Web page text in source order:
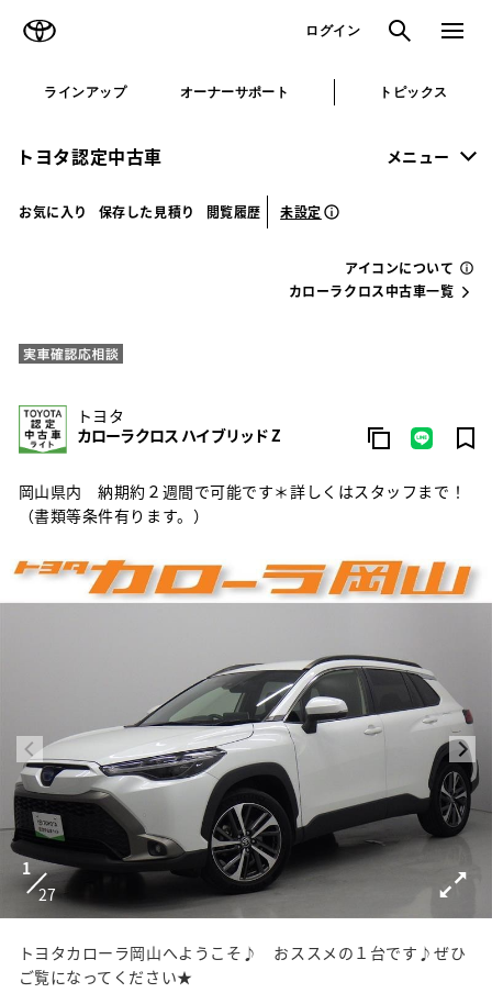
ログイン 検索 メニュ
ラインアップ オーナーサポート トピックス
トヨタ認定中古車 メニュー
お気に入り 保存した見積り 閲覧履歴 未設定
アイコンについて
カローラクロス中古車一覧
トヨタ
カローラクロス ハイブリッド Z
岡山県内 納期約２週間で可能です＊詳しくはスタッフまで！
（書類等条件有ります。）
1
27
トヨタカローラ岡山へようこそ♪ おススメの１台です♪ぜひ
ご覧になってください★